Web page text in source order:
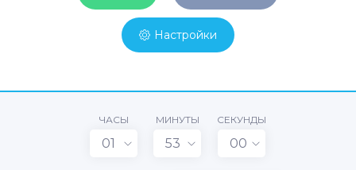
Настройки
ЧАСЫ
01
МИНУТЫ
53
СЕКУНДЫ
00